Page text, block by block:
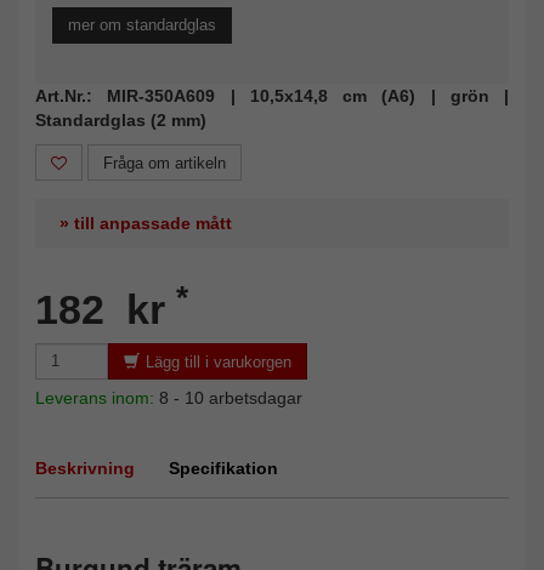
mer om standardglas
Art.Nr.: MIR-350A609 | 10,5x14,8 cm (A6) | grön |
Standardglas (2 mm)
Fråga om artikeln
» till anpassade mått
182 kr *
Lägg till i varukorgen
Leverans inom: 8 - 10 arbetsdagar
Beskrivning Specifikation